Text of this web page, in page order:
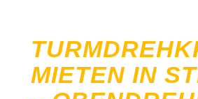
MIETEN IN